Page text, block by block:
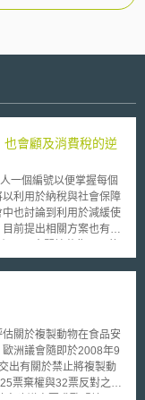
也會顧及消費稅的逆
一個編號以便掌握每個
利用於納稅與社會保障
也討論到利用於減緩使
前提出相關方案也有緩
一般國會會期中提出相
「希望是立於國民本位
圍的行政領域上的C案，
號制度正確掌握國民的
對低收入群進行減稅與
關於複製動物在食品安
洲議會隨即於2008年9
出有關於禁止將複製動
票棄權與32票反對之壓